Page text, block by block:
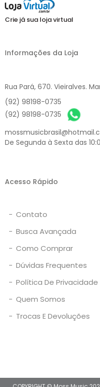
Crie já sua loja virtual
Informações da Loja
Rua Pará, 670. Vieiralves.
(92) 98198-0735
(92) 98198-0735
De Segunda à Sexta das
Acesso Rápido
- Contato
- Busca Avançada
- Como Comprar
- Dúvidas Frequentes
- Política De Privacidade
- Quem Somos
- Trocas E Devoluções